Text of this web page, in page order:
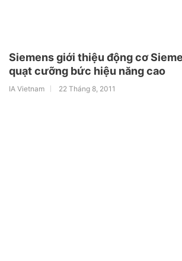
Siemens giới thiệu động cơ
quạt cưỡng bức hiệu năng cao
IA Vietnam 22 Tháng 8, 2011